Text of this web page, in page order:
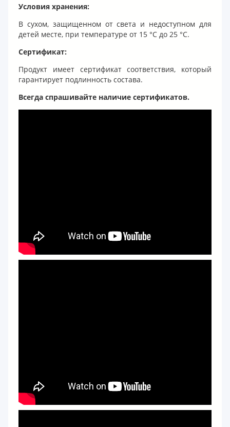
Условия хранения:
В сухом, защищенном от света и недоступном для
детей месте, при температуре от 15 °C до 25 °C.
Сертификат:
Продукт имеет сертификат соответствия, который
гарантирует подлинность состава.
Всегда спрашивайте наличие сертификатов.